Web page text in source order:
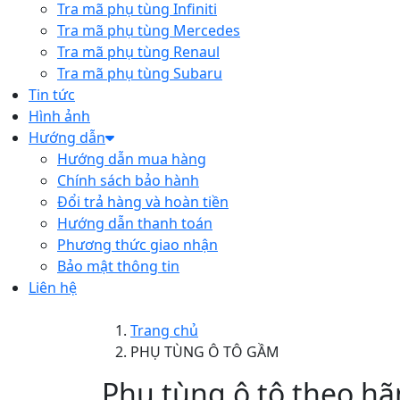
Tra mã phụ tùng Infiniti
Tra mã phụ tùng Mercedes
Tra mã phụ tùng Renaul
Tra mã phụ tùng Subaru
Tin tức
Hình ảnh
Hướng dẫn
Hướng dẫn mua hàng
Chính sách bảo hành
Đổi trả hàng và hoàn tiền
Hướng dẫn thanh toán
Phương thức giao nhận
Bảo mật thông tin
Liên hệ
Trang chủ
PHỤ TÙNG Ô TÔ GẦM